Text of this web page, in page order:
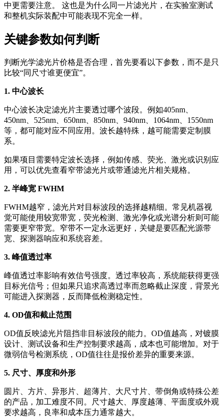
中更需要注意。 这也是为什么同一片滤光片，在实验室测试
和整机实际装配中可能表现不完全一样。
关键参数如何判断
判断光学滤光片价格是否合理，首先要看以下参数，而不是只
比较“同尺寸谁更便宜”。
1. 中心波长
中心波长决定滤光片主要透过哪个波段。例如405nm、
450nm、525nm、650nm、850nm、940nm、1064nm、1550nm
等，都可能对应不同应用。波长越特殊，越可能需要定制膜
系。
如果项目需要特定波长选择，例如传感、荧光、激光或识别应
用，可以优先查看窄带滤光片或带通滤光片相关规格。
2. 半峰宽 FWHM
FWHM越窄，滤光片对目标波段的选择越精细。常见机器视
觉可能使用较宽带宽，荧光检测、激光净化或光谱分析则可能
需要更窄带宽。窄带不一定永远更好，关键是要匹配光源带
宽、探测器响应和系统容差。
3. 峰值透过率
峰值透过率影响有效信号强度。透过率较高，系统能获得更强
目标光信号；但如果只追求高透过率而忽略截止深度，背景光
可能进入探测器，反而降低检测稳定性。
4. OD值和截止范围
OD值反映滤光片阻挡非目标波段的能力。OD值越高，对镀膜
设计、测试设备和生产控制要求越高，成本也可能增加。对于
微弱信号检测系统，OD值往往是报价差异的重要来源。
5. 尺寸、厚度和外形
圆片、方片、异形片、超薄片、大尺寸片、带倒角或特殊公差
的产品，加工难度不同。尺寸越大、厚度越薄、平面度或外观
要求越高，良率和成本压力通常越大。